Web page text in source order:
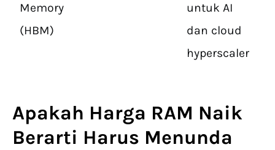
Memory
(HBM)
untuk AI
dan cloud
hyperscaler
Apakah Harga RAM Naik
Berarti Harus Menunda